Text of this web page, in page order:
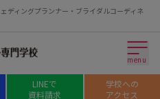
ディングプランナー・ブライダルコーディネ
menu
LINEで
資料請求
学校への
アクセス